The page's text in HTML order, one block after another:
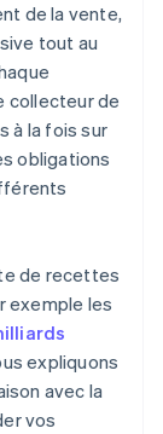
de la vente,
tout au
collecteur de
à la fois sur
obligations
de recettes
exemple les
expliquons
avec la
vos